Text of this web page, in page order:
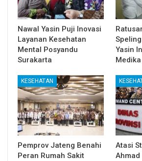
Nawal Yasin Puji Inovasi
Layanan Kesehatan
Mental Posyandu
Surakarta
Yasin
KESEHATAN
Pemprov Jateng Benahi
Peran Rumah Sakit
Atasi